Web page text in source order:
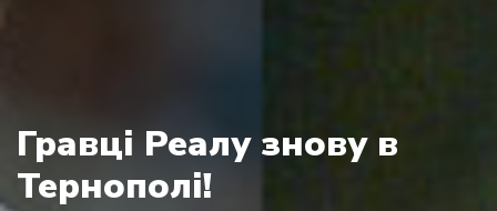
Гравці Реалу знову в
Тернополі!